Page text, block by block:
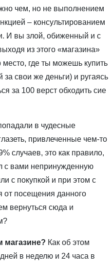
чем, но не выполнением
– консультированием
И вы злой, обиженный и с
из этого «магазина»
место, где ты можешь купить
свои же деньги) и ругаясь
за 100 верст обходить сие
в чудесные
привлеченные чем-то
случаев, это как правило,
с вами непринужденную
с покупкой и при этом с
от посещения данного
вернуться сюда и
магазине? Как об этом
в неделю и 24 часа в